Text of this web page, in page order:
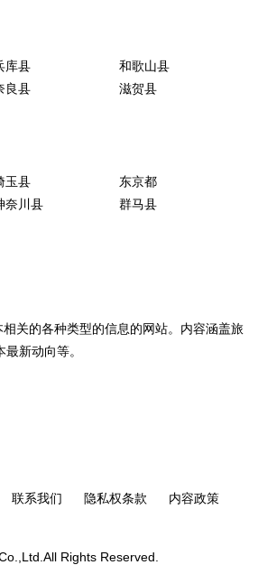
库县
和歌山县
良县 滋贺县
玉县
东京都
奈川县
群马县
关的各种类型的信息的网站。内容涵盖旅
新动向等。
联系我们 隐私权条款
内容政策
Rights Reserved.